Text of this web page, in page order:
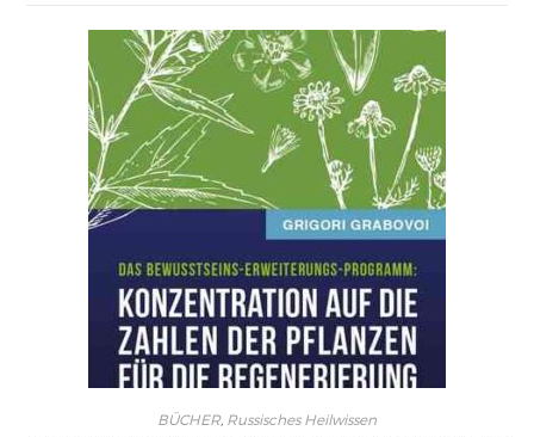
BÜCHER, Russisches Heilwissen